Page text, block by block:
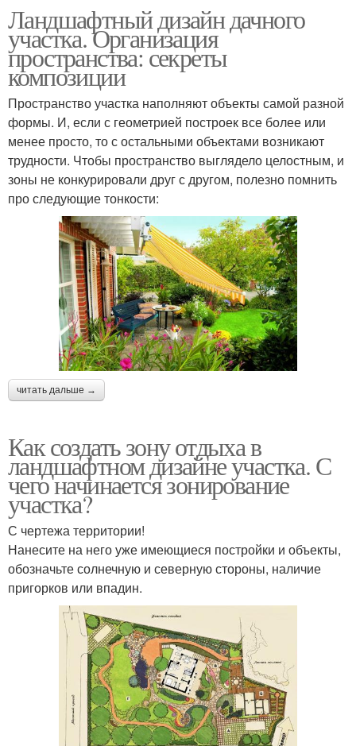
Ландшафтный дизайн дачного
участка. Организация
пространства: секреты
композиции
Пространство участка наполняют объекты самой разной
формы. И, если с геометрией построек все более или
менее просто, то с остальными объектами возникают
трудности. Чтобы пространство выглядело целостным, и
зоны не конкурировали друг с другом, полезно помнить
про следующие тонкости:
читать дальше →
Как создать зону отдыха в
ландшафтном дизайне участка. С
чего начинается зонирование
участка?
С чертежа территории!
Нанесите на него уже имеющиеся постройки и объекты,
обозначьте солнечную и северную стороны, наличие
пригорков или впадин.